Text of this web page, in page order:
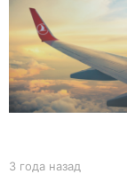
н
а
з
а
b
3 года назад